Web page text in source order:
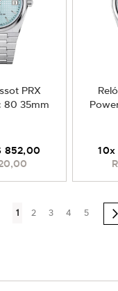
PRX
80 35mm
852,00 10x
Página
Você
1 Página
2 Página
3 Página
4 Página
5